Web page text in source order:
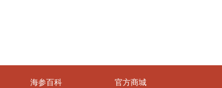
海参百科 官方商城